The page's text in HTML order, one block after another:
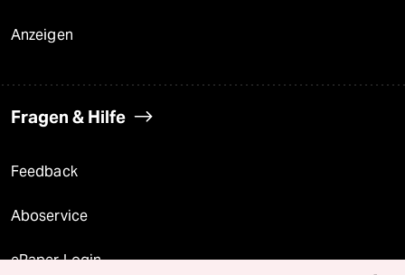
Anzeigen
Fragen & Hilfe
Feedback
Aboservice
ePaper Login